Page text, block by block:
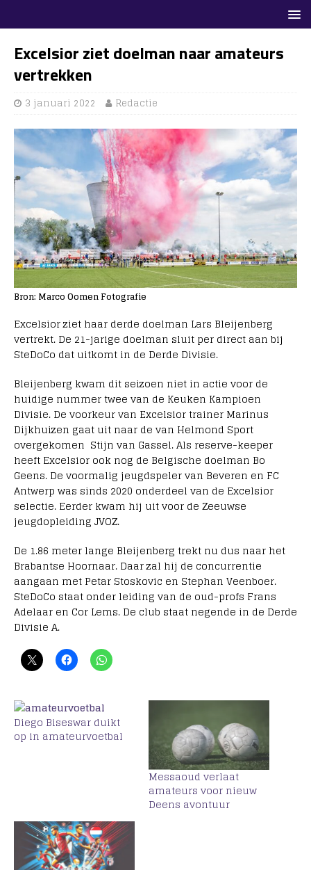
Excelsior ziet doelman naar amateurs
vertrekken
3 januari 2022 Redactie
Bron: Marco Oomen Fotografie
Excelsior ziet haar derde doelman Lars Bleijenberg
vertrekt. De 21-jarige doelman sluit per direct aan bij
SteDoCo dat uitkomt in de Derde Divisie.
Bleijenberg kwam dit seizoen niet in actie voor de
huidige nummer twee van de Keuken Kampioen
Divisie. De voorkeur van Excelsior trainer Marinus
Dijkhuizen gaat uit naar de van Helmond Sport
overgekomen Stijn van Gassel. Als reserve-keeper
heeft Excelsior ook nog de Belgische doelman Bo
Geens. De voormalig jeugdspeler van Beveren en FC
Antwerp was sinds 2020 onderdeel van de Excelsior
selectie. Eerder kwam hij uit voor de Zeeuwse
jeugdopleiding JVOZ.
De 1.86 meter lange Bleijenberg trekt nu dus naar het
Brabantse Hoornaar. Daar zal hij de concurrentie
aangaan met Petar Stoskovic en Stephan Veenboer.
SteDoCo staat onder leiding van de oud-profs Frans
Adelaar en Cor Lems. De club staat negende in de Derde
Divisie A.
Diego Biseswar duikt
op in amateurvoetbal
Messaoud verlaat
amateurs voor nieuw
Deens avontuur